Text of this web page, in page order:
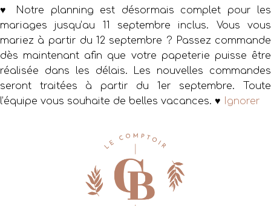
♥ Notre planning est désormais complet pour les
mariages jusqu’au 11 septembre inclus. Vous vous
mariez à partir du 12 septembre ? Passez commande
dès maintenant afin que votre papeterie puisse être
réalisée dans les délais. Les nouvelles commandes
seront traitées à partir du 1er septembre. Toute
l’équipe vous souhaite de belles vacances. ♥
Ignorer